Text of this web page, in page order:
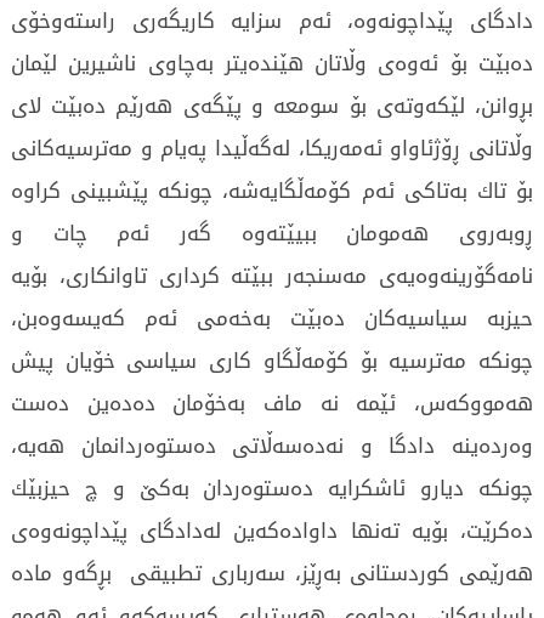
دادگای پێداچونەوە، ئەم سزایە كاریگەری راستەوخۆی
دەبێت بۆ ئەوەی وڵاتان هێندەیتر بەچاوی ناشیرین لێمان
بڕوانن، لێکەوتەی بۆ سومعە و پێگەی هەرێم دەبێت لای
وڵاتانی ڕۆژئاواو ئەمەریكا، لەگەڵیدا پەیام و مەترسیەكانی
بۆ تاك بەتاكی ئەم کۆمەڵگایەشە، چونکە پێشبینی كراوە
ڕوبەروی هەمومان ببیێتەوە گەر ئەم چات و
نامەگۆرینەوەیەی مەسنجەر ببێتە كرداری تاوانكاری، بۆیە
حیزبە سیاسیەكان دەبێت بەخەمی ئەم كەیسەوەبن،
چونکە مەترسیە بۆ کۆمەڵگاو كاری سیاسی خۆیان پیش
هەمووكەس، ئێمە نە ماف بەخۆمان دەدەین دەست
وەردەینە دادگا و نەدەسەڵاتی دەستوەردانمان هەیە،
چونکە دیارو ئاشكرایە دەستوەردان بەكێ و چ حیزبێك
دەكرێت، بۆیە تەنها داوادەكەین لەدادگای پێداچونەوەی
هەرێمی كوردستانی بەڕێز، سەرباری تطبیقی بڕگەو مادە